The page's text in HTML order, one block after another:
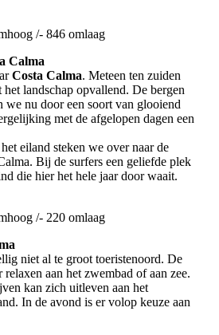
/- 846 omlaag
Calma
Costa Calma. Meteen ten zuiden
het landschap opvallend. De bergen
we nu door een soort van glooiend
met de afgelopen dagen een
eiland steken we over naar de
Bij de surfers een geliefde plek
die hier het hele jaar door waait.
/- 220 omlaag
niet al te groot toeristenoord. De
aan het zwembad of aan zee.
kan zich uitleven aan het
In de avond is er volop keuze aan